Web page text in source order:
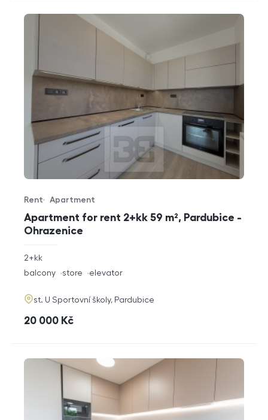
Apartment for rent 2+kk 59 m², Pardubice -
Ohrazenice
Offer type
Rent
Property type
Apartment
rozměry
disposition
2+kk
funkce
balcony store elevator
adresa
st. U Sportovní školy, Pardubice
cena
20 000 Kč